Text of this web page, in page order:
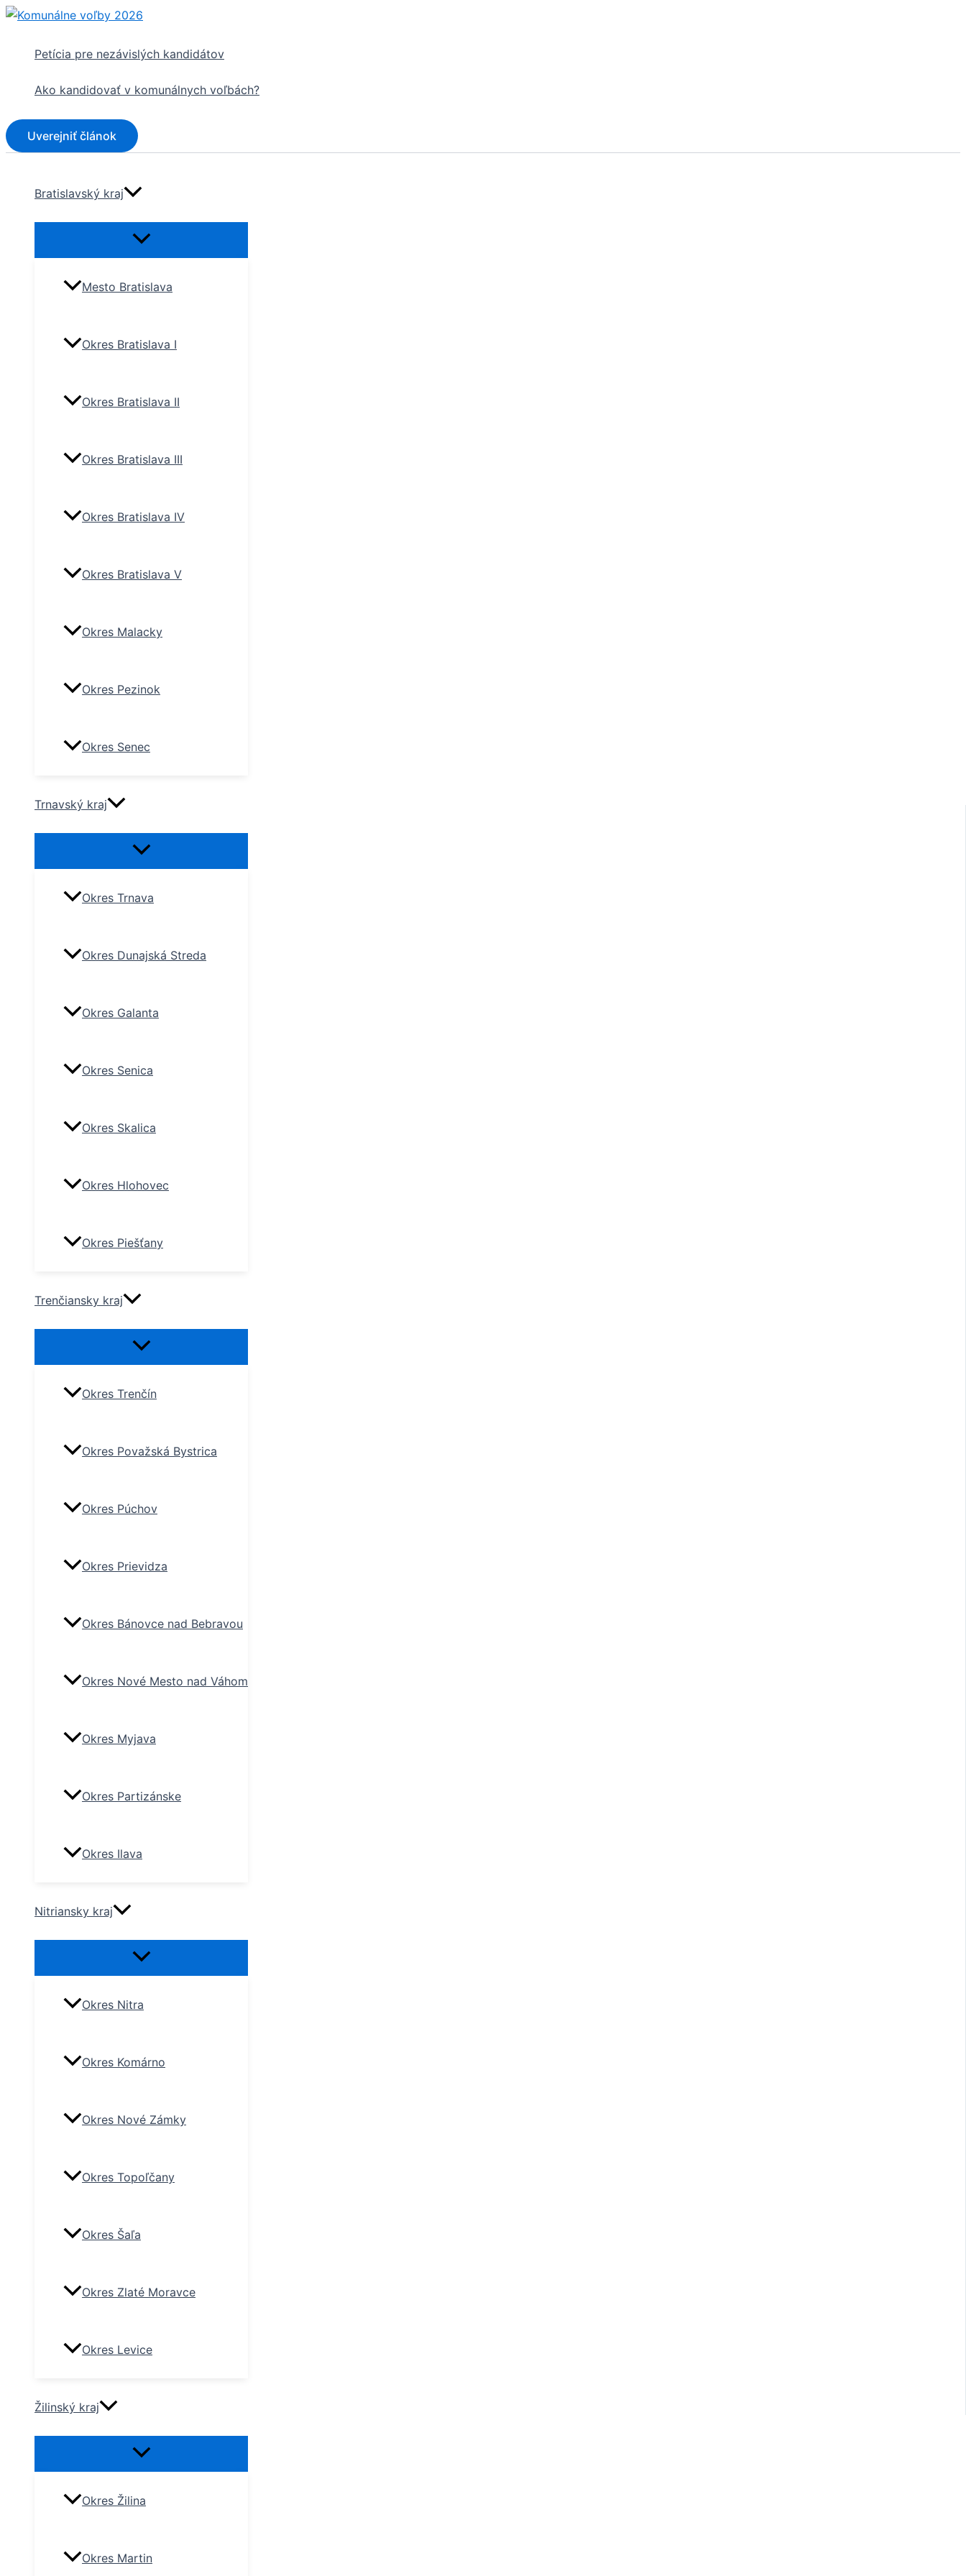
Preskočiť
obsahPetícia pre nezávislých kandidátov
Ako kandidovať v komunálnych voľbách?
Uverejniť článok
Bratislavský kraj
Mesto Bratislava
Okres Bratislava I
Okres Bratislava II
Okres Bratislava III
Okres Bratislava IV
Okres Bratislava V
Okres Malacky
Okres Pezinok
Okres Senec
Trnavský kraj
Okres Trnava
Okres Dunajská Streda
Okres Galanta
Okres Senica
Okres Skalica
Okres Hlohovec
Okres Piešťany
Trenčiansky kraj
Okres Trenčín
Okres Považská Bystrica
Okres Púchov
Okres Prievidza
Okres Bánovce nad Bebravou
Okres Nové Mesto nad Váhom
Okres Myjava
Okres Partizánske
Okres Ilava
Nitriansky kraj
Okres Nitra
Okres Komárno
Okres Nové Zámky
Okres Topoľčany
Okres Šaľa
Okres Zlaté Moravce
Okres Levice
Žilinský kraj
Okres Žilina
Okres Martin